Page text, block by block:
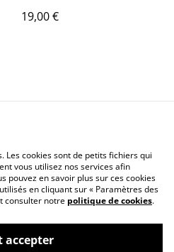
19,00 €
Legal Terms
Cookie Policy
Les cookies sont de petits fichiers qui
vous utilisez nos services afin
pouvez en savoir plus sur ces cookies
en cliquant sur « Paramètres des
consulter notre politique de cookies.
accepter